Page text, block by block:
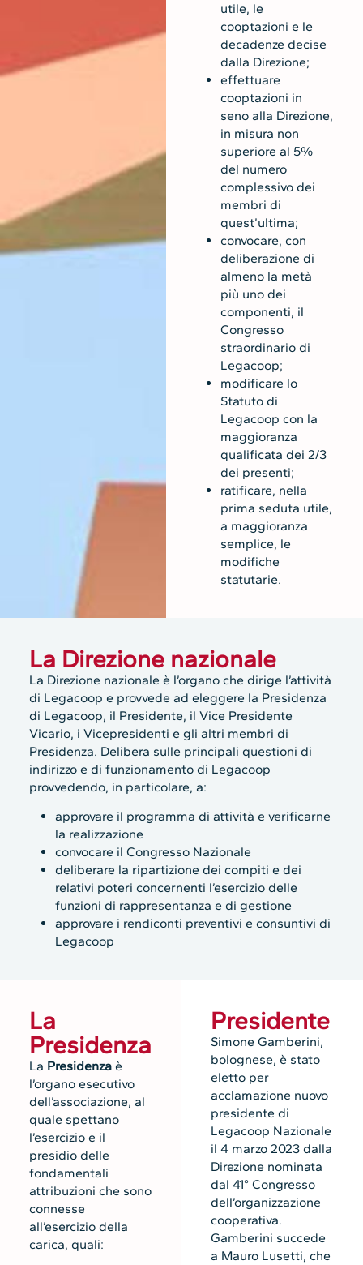
utile, le
cooptazioni e le
decadenze decise
dalla Direzione;
effettuare
cooptazioni in
seno alla Direzione,
in misura non
superiore al 5%
del numero
complessivo dei
membri di
quest’ultima;
convocare, con
deliberazione di
almeno la metà
più uno dei
componenti, il
Congresso
straordinario di
Legacoop;
modificare lo
Statuto di
Legacoop con la
maggioranza
qualificata dei 2/3
dei presenti;
ratificare, nella
prima seduta utile,
a maggioranza
semplice, le
modifiche
statutarie.
La Direzione nazionale
La Direzione nazionale è l’organo che dirige l’attività
di Legacoop e provvede ad eleggere la Presidenza
di Legacoop, il Presidente, il Vice Presidente
Vicario, i Vicepresidenti e gli altri membri di
Presidenza. Delibera sulle principali questioni di
indirizzo e di funzionamento di Legacoop
provvedendo, in particolare, a:
approvare il programma di attività e verificarne
la realizzazione
convocare il Congresso Nazionale
deliberare la ripartizione dei compiti e dei
relativi poteri concernenti l’esercizio delle
funzioni di rappresentanza e di gestione
approvare i rendiconti preventivi e consuntivi di
Legacoop
La
Presidenza
La Presidenza è
l’organo esecutivo
dell’associazione, al
quale spettano
l’esercizio e il
presidio delle
fondamentali
attribuzioni che sono
connesse
all’esercizio della
carica, quali:
Presidente
Simone Gamberini,
bolognese, è stato
eletto per
acclamazione nuovo
presidente di
Legacoop Nazionale
il 4 marzo 2023 dalla
Direzione nominata
dal 41° Congresso
dell’organizzazione
cooperativa.
Gamberini succede
a Mauro Lusetti, che